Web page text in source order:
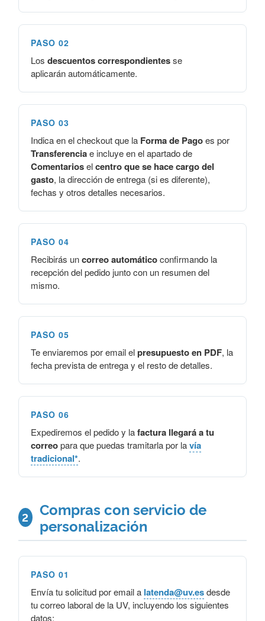
PASO 02
Los descuentos correspondientesse
aplicarán automáticamente.
PASO 03
Indica en el checkout que la Forma de Pagoes por
Transferenciae incluye en el apartado de
Comentarioselcentro que se hace cargo del
gasto, la dirección de entrega (si es diferente),
fechas y otros detalles necesarios.
PASO 04
Recibirás uncorreo automáticoconfirmando la
recepción del pedido junto con un resumen del
mismo.
PASO 05
Te enviaremos por email elpresupuesto en PDF, la
fecha prevista de entrega y el resto de detalles.
PASO 06
Expediremos el pedido y lafactura llegará a tu
correopara que puedas tramitarla por lavía
tradicional*.
2
Compras con servicio de
personalización
PASO 01
Envía tu solicitud por email a latenda@uv.esdesde
tu correo laboral de la UV, incluyendo los siguientes
datos: